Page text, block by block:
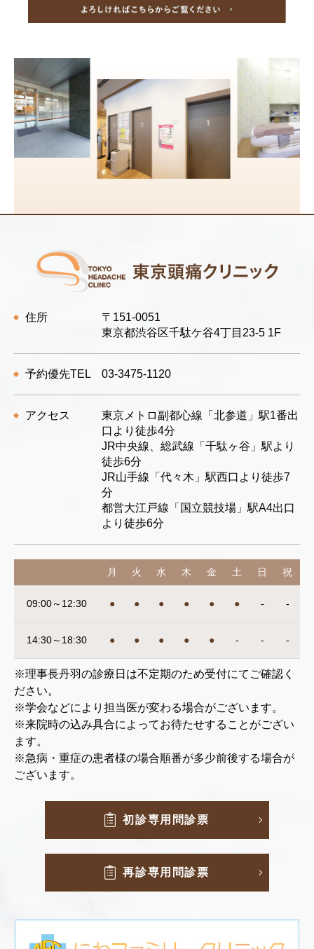
住所
〒151-0051
東京都渋谷区千駄ケ谷4丁目23-5 1F
予約優先TEL 03-3475-1120
アクセス
東京メトロ副都心線「北参道」駅1番出
口より徒歩4分
JR中央線、総武線「千駄ヶ谷」駅より
徒歩6分
JR山手線「代々木」駅西口より徒歩7
分
都営大江戸線「国立競技場」駅A4出口
より徒歩6分
月 火 水 木 金 土 日 祝
09:00～12:30 ● ● ● ● ● ● - -
14:30～18:30 ● ● ● ● ● - - -
※理事長丹羽の診療日は不定期のため受付にてご確認く
ださい。
※学会などにより担当医が変わる場合がございます。
※来院時の込み具合によってお待たせすることがござい
ます。
※急病・重症の患者様の場合順番が多少前後する場合が
ございます。
初診専用問診票
再診専用問診票